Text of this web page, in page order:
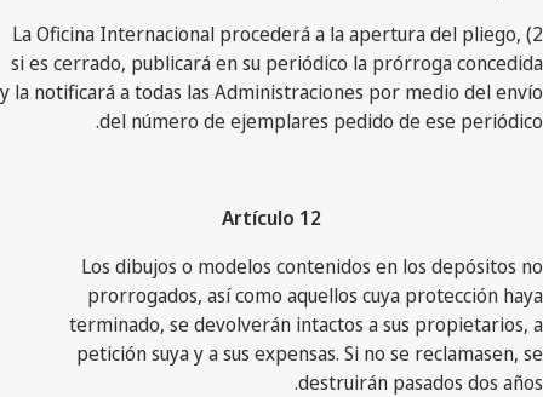
2) La Oficina Internacional procederá a la apertura del pliego,
si es cerrado, publicará en su periódico la prórroga concedida
y la notificará a todas las Administraciones por medio del envío
del número de ejemplares pedido de ese periódico.
Artículo 12
Los dibujos o modelos contenidos en los depósitos no
prorrogados, así como aquellos cuya protección haya
terminado, se devolverán intactos a sus propietarios, a
petición suya y a sus expensas. Si no se reclamasen, se
destruirán pasados dos años.